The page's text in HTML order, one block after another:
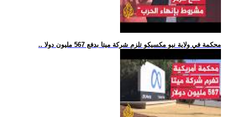
.. محكمة في ولاية نيو مكسيكو تلزم شركة ميتا بدفع 567 مليون دولا